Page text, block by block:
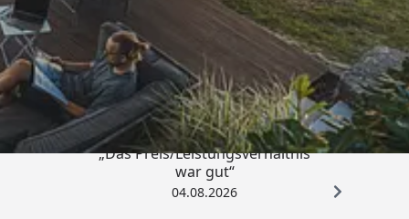
Trusted Shops
4,83/ 5
„Das Preis/Leistungsverhältnis
war gut“
04.08.2026